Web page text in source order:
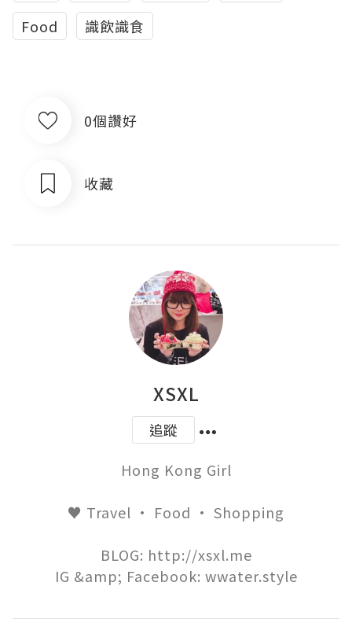
Food
識飲識食
0個讚好
收藏
XSXL
追蹤
Hong Kong Girl
♥ Travel · Food · Shopping
BLOG: http://xsxl.me
IG &amp; Facebook: wwater.style